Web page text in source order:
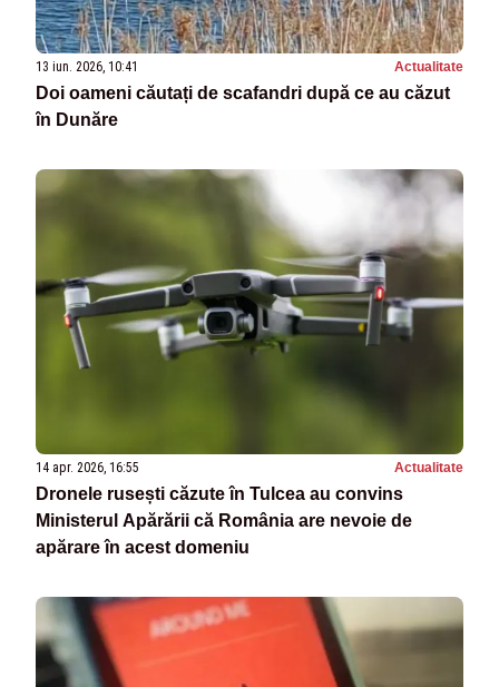
13 iun. 2026, 10:41 Actualitate
Doi oameni căutați de scafandri după ce au căzut
în Dunăre
14 apr. 2026, 16:55 Actualitate
Dronele rusești căzute în Tulcea au convins
Ministerul Apărării că România are nevoie de
apărare în acest domeniu